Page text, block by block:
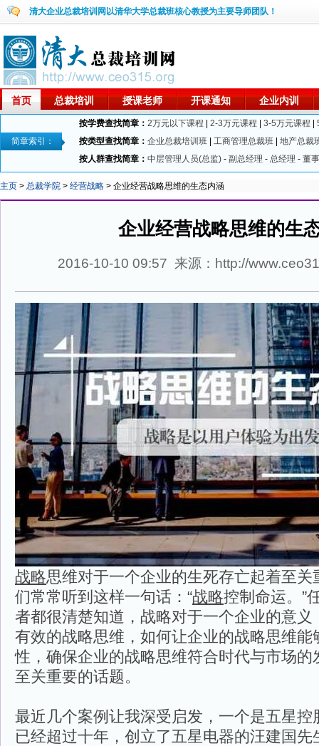
清大企业总裁培训网以清华大学总裁班核心教授为主要导师团队！
首页 总裁培训 授课老师 开课通知 企业内训
简章索引：
按学费查找简章： 2万元以下课程 2-3万元课程 3-5万元课程
按类型查找简章： 企业总裁培训班 工商管理总裁班
地产总裁
按人群查找简章： 中层管理人员(总监) - 副总经理 - 总经理 - 董
主页 > 总裁学院 > 经营战略 > 企业经营战略思维的生态内涵
企业经营战略思维的生
2016-10-10 09:57 来源：http://
战略思维对于一个企业的生死存亡起着至关
们常常听到这样一句话：“战略控制命运。”
者都很清楚知道，战略对于一个企业的意义
有效的战略思维，如何让企业的战略思维能
性，确保企业的战略思维符合时代与市场的
至关重要的话题。
最近几个案例让我深受启发，一个是五星控
已经超过十年，创立了五星电器的汪建国